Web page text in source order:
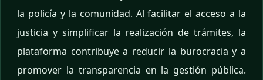
la policía y la comunidad. Al facilitar el acceso a la
justicia y simplificar la realización de trámites, la
plataforma contribuye a reducir la burocracia y a
promover la transparencia en la gestión pública.